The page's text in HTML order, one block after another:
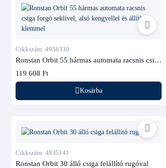
Cikkszám: 4956330
Ronstan Orbit 55 hármas automata racsnis csiga
klemmel
119 608 Ft
Kosárba
Cikkszám: 4835141
Ronstan Orbit 30 álló csiga felállító rugóval